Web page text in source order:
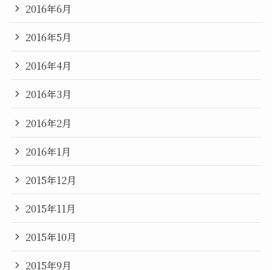
2016年6月
2016年5月
2016年4月
2016年3月
2016年2月
2016年1月
2015年12月
2015年11月
2015年10月
2015年9月